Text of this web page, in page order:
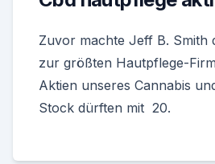
Zuvor machte Jeff B. Smith
zur größten Hautpflege-
Aktien unseres Cannabis
Stock dürften mit 20.